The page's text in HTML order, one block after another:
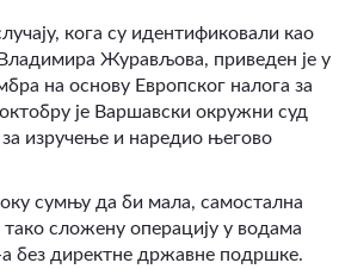
кога су идентификовали као
Журављова, приведен је у
на основу Европског налога за
је Варшавски окружни суд
изручење и наредио његово
сумњу да би мала, самостална
сложену операцију у водама
без директне државне подршке.